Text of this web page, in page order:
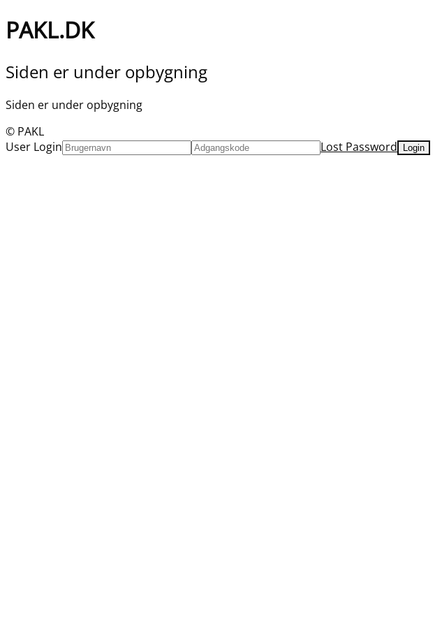
PAKL.DK
Siden er under opbygning
Siden er under opbygning
© PAKL
User Login
Lost Password